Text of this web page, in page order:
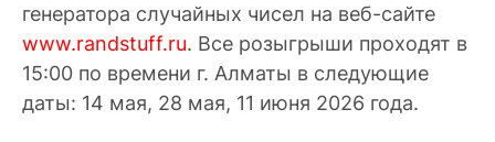
генератора случайных чисел на веб-сайте
www.randstuff.ru. Все розыгрыши проходят в
15:00 по времени г. Алматы в следующие
даты: 14 мая, 28 мая, 11 июня 2026 года.